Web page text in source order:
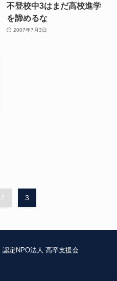
不登校中3はまだ高校進学
を諦めるな
2007年7月3日
2 3
認定NPO法人 高卒支援会